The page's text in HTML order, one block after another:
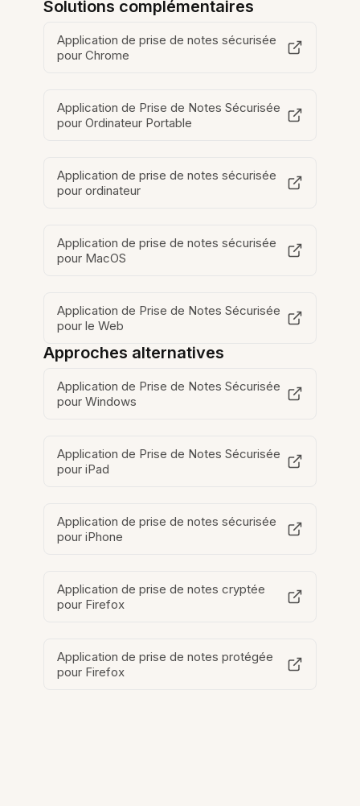
Solutions complémentaires
Application de prise de notes sécurisée
pour Chrome
Application de Prise de Notes Sécurisée
pour Ordinateur Portable
Application de prise de notes sécurisée
pour ordinateur
Application de prise de notes sécurisée
pour MacOS
Application de Prise de Notes Sécurisée
pour le Web
Approches alternatives
Application de Prise de Notes Sécurisée
pour Windows
Application de Prise de Notes Sécurisée
pour iPad
Application de prise de notes sécurisée
pour iPhone
Application de prise de notes cryptée
pour Firefox
Application de prise de notes protégée
pour Firefox